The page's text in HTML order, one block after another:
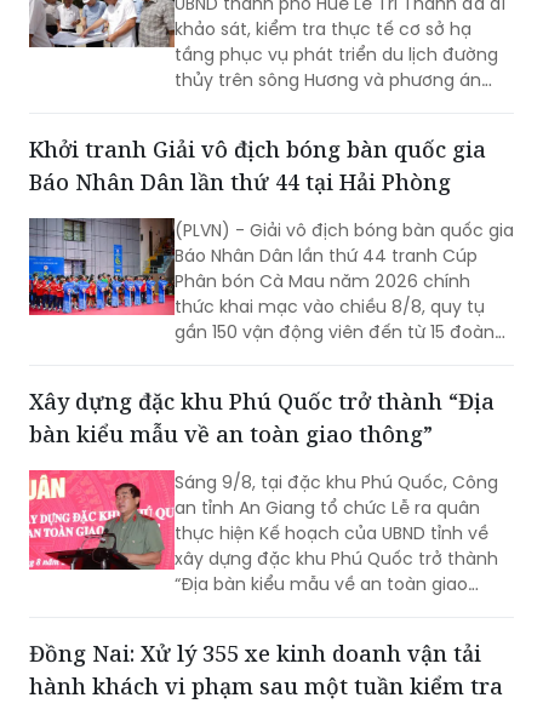
khảo sát, kiểm tra thực tế cơ sở hạ
tầng phục vụ phát triển du lịch đường
thủy trên sông Hương và phương án
Khởi tranh Giải vô địch bóng bàn quốc gia
Báo Nhân Dân lần thứ 44 tại Hải Phòng
(PLVN) - Giải vô địch bóng bàn quốc gia
Báo Nhân Dân lần thứ 44 tranh Cúp
Phân bón Cà Mau năm 2026 chính
thức khai mạc vào chiều 8/8, quy tụ
gần 150 vận động viên đến từ 15 đoàn
Xây dựng đặc khu Phú Quốc trở thành “Địa
bàn kiểu mẫu về an toàn giao thông”
Sáng 9/8, tại đặc khu Phú Quốc, Công
an tỉnh An Giang tổ chức Lễ ra quân
thực hiện Kế hoạch của UBND tỉnh về
xây dựng đặc khu Phú Quốc trở thành
“Địa bàn kiểu mẫu về an toàn giao
Đồng Nai: Xử lý 355 xe kinh doanh vận tải
hành khách vi phạm sau một tuần kiểm tra